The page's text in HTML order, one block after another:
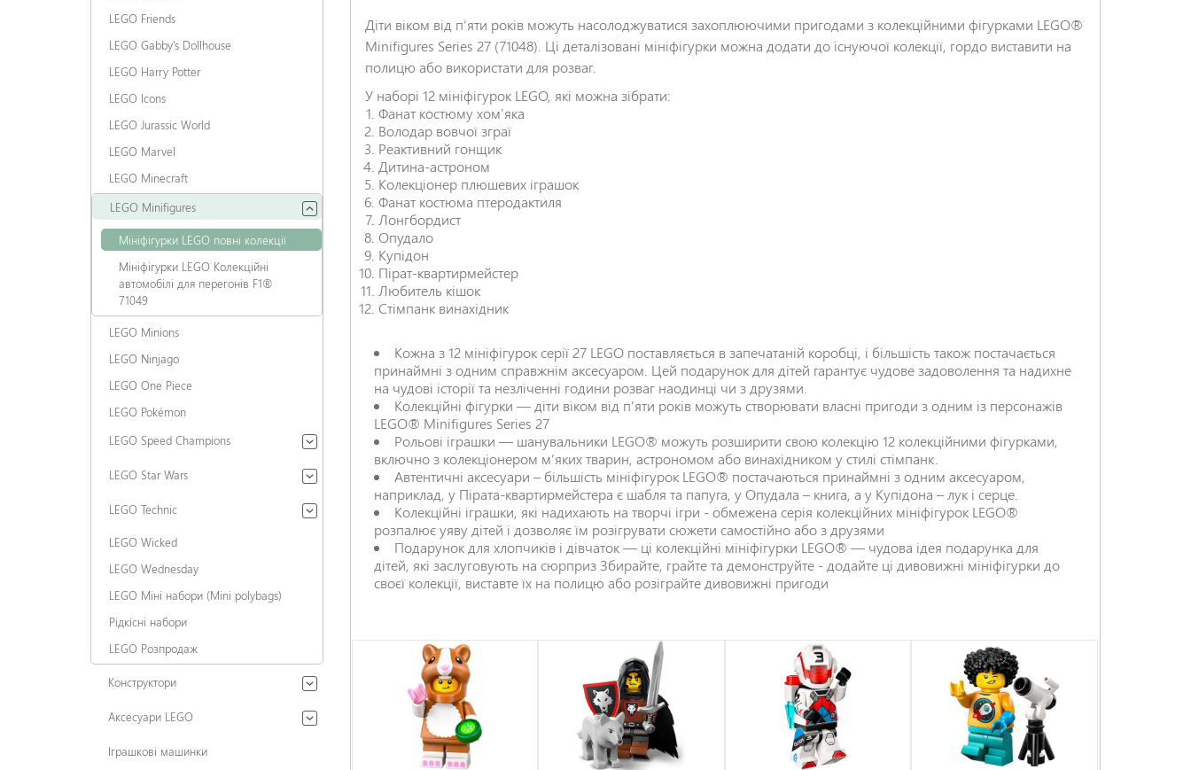
Діти віком від п’яти років можуть насолоджуватися захоплюючими пригодами з колекційними фігурками LEGO®
Minifigures Series 27 (71048). Ці деталізовані мініфігурки можна додати до існуючої колекції, гордо виставити на
полицю або використати для розваг.
У наборі 12 мініфігурок LEGO, які можна зібрати:
Фанат костюму хом'яка
Володар вовчої зграї
Реактивний гонщик
Дитина-астроном
Колекціонер плюшевих іграшок
Фанат костюма птеродактиля
Лонгбордист
Опудало
Купідон
Пірат-квартирмейстер
Любитель кішок
Стімпанк винахідник
Кожна з 12 мініфігурок серії 27 LEGO поставляється в запечатаній коробці, і більшість також постачається
принаймні з одним справжнім аксесуаром. Цей подарунок для дітей гарантує чудове задоволення та надихне
на чудові історії та незліченні години розваг наодинці чи з друзями.
Колекційні фігурки — діти віком від п’яти років можуть створювати власні пригоди з одним із персонажів
LEGO® Minifigures Series 27
Рольові іграшки — шанувальники LEGO® можуть розширити свою колекцію 12 колекційними фігурками,
включно з колекціонером м’яких тварин, астрономом або винахідником у стилі стімпанк.
Автентичні аксесуари – більшість мініфігурок LEGO® постачаються принаймні з одним аксесуаром,
наприклад, у Пірата-квартирмейстера є шабля та папуга, у Опудала – книга, а у Купідона – лук і серце.
Колекційні іграшки, які надихають на творчі ігри - обмежена серія колекційних мініфігурок LEGO®
розпалює уяву дітей і дозволяє їм розігрувати сюжети самостійно або з друзями
Подарунок для хлопчиків і дівчаток — ці колекційні мініфігурки LEGO® — чудова ідея подарунка для
дітей, які заслуговують на сюрприз Збирайте, грайте та демонструйте - додайте ці дивовижні мініфігурки до
своєї колекції, виставте їх на полицю або розіграйте дивовижні пригоди
*
Заголовок відгуку
*
Відгук
LEGO Friends
LEGO Gabby's Dollhouse
LEGO Harry Potter
LEGO Icons
LEGO Jurassic World
LEGO Marvel
LEGO Minecraft
LEGO Minifigures
Мініфігурки LEGO повні колекції
Мініфігурки LEGO Колекційні
автомобілі для перегонів F1®
71049
LEGO Minions
LEGO Ninjago
LEGO One Piece
LEGO Pokémon
LEGO Speed Champions
LEGO Star Wars
LEGO Technic
LEGO Wicked
LEGO Wednesday
LEGO Міні набори (Mini polybags)
Рідкісні набори
LEGO Розпродаж
Конструктори
Аксесуари LEGO
Іграшкові машинки